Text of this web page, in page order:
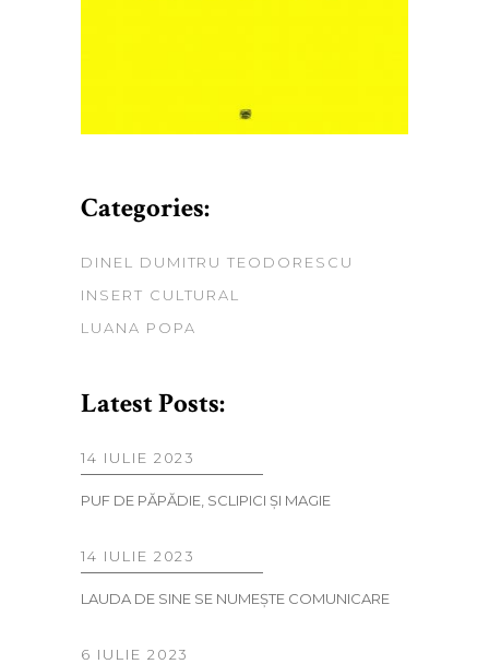
Categories:
DINEL DUMITRU TEODORESCU
INSERT CULTURAL
LUANA POPA
Latest Posts:
14 IULIE 2023
PUF DE PĂPĂDIE, SCLIPICI ŞI MAGIE
14 IULIE 2023
LAUDA DE SINE SE NUMEŞTE COMUNICARE
6 IULIE 2023